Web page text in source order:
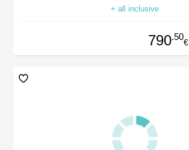
+ all inclusive
790.50
€